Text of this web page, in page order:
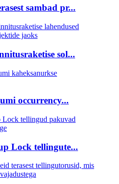
sambad pr...
sol...
occurrency...
Lock tellingute...